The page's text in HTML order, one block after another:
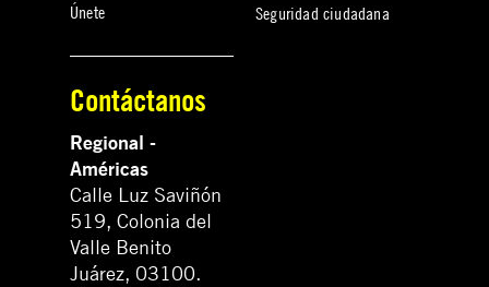
Únete
Seguridad ciudadana
Contáctanos
Regional -
Américas
Calle Luz Saviñón
519, Colonia del
Valle Benito
Juárez, 03100.